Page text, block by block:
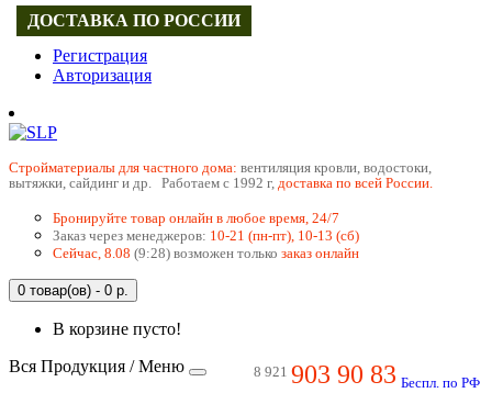
Регистрация
Авторизация
Cтройматериалы для частного дома: вентиляция кровли, водостоки,
вытяжки, сайдинг и др. Работаем с 1992 г, доставка по всей России.
Бронируйте товар онлайн в любое время, 24/7
Заказ через менеджеров: 10-21 (пн-пт), 10-13 (сб)
Сейчас, 8.08 (9:28) возможен только заказ онлайн
0 товар(ов) - 0 р.
В корзине пусто!
8 921 903 90 83 Беспл. по РФ
Вся Продукция / Меню
ДОСТАВКА ПО РОССИИ